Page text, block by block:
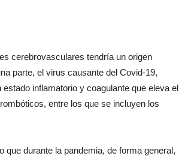
cerebrovasculares tendría un origen
parte, el virus causante del Covid-19,
estado inflamatorio y coagulante que eleva el
entre los que se incluyen los
que durante la pandemia, de forma general,